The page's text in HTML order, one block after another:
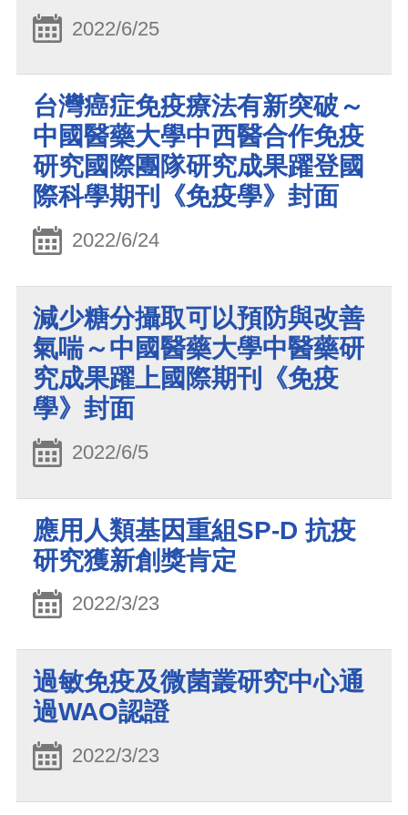
2022/6/25
台灣癌症免疫療法有新突破～
中國醫藥大學中西醫合作免疫
研究國際團隊研究成果躍登國
際科學期刊《免疫學》封面
2022/6/24
減少糖分攝取可以預防與改善
氣喘～中國醫藥大學中醫藥研
究成果躍上國際期刊《免疫
學》封面
2022/6/5
應用人類基因重組SP-D 抗疫
研究獲新創獎肯定
2022/3/23
過敏免疫及微菌叢研究中心通
過WAO認證
2022/3/23